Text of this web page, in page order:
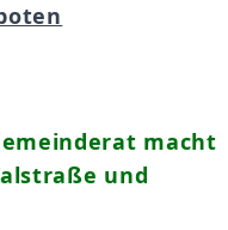
macht
und